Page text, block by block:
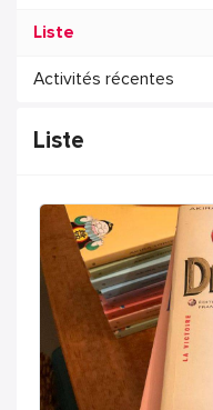
Liste
Activités récentes
Liste